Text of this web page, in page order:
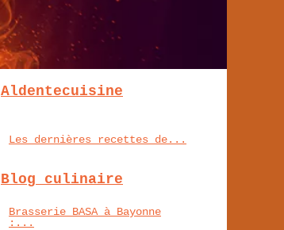
Aldentecuisine
Les dernières recettes de...
Blog culinaire
Brasserie BASA à Bayonne
:...